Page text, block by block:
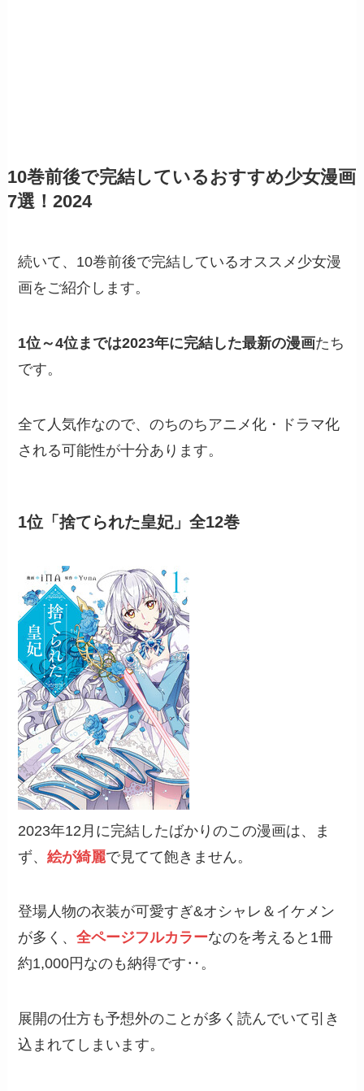
10巻前後で完結しているおすすめ少女漫画
7選！2024
続いて、10巻前後で完結しているオススメ少女漫
画をご紹介します。
1位～4位までは2023年に完結した最新の漫画たち
です。
全て人気作なので、のちのちアニメ化・ドラマ化
される可能性が十分あります。
1位「捨てられた皇妃」全12巻
2023年12月に完結したばかりのこの漫画は、ま
ず、絵が綺麗で見てて飽きません。
登場人物の衣装が可愛すぎ&オシャレ＆イケメン
が多く、全ページフルカラーなのを考えると1冊
約1,000円なのも納得です‥。
展開の仕方も予想外のことが多く読んでいて引き
込まれてしまいます。